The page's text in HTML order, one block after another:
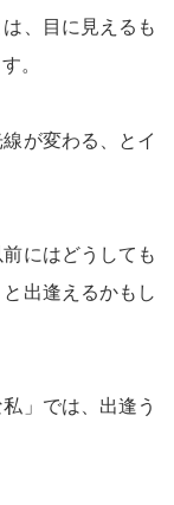
、目に見えるも
。
が変わる、とイ
にはどうしても
と出逢えるかもし
」では、出逢う